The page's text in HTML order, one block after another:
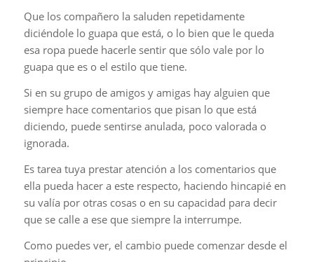
Que los compañero la saluden repetidamente
diciéndole lo guapa que está, o lo bien que le queda
esa ropa puede hacerle sentir que sólo vale por lo
guapa que es o el estilo que tiene.
Si en su grupo de amigos y amigas hay alguien que
siempre hace comentarios que pisan lo que está
diciendo, puede sentirse anulada, poco valorada o
ignorada.
Es tarea tuya prestar atención a los comentarios que
ella pueda hacer a este respecto, haciendo hincapié en
su valía por otras cosas o en su capacidad para decir
que se calle a ese que siempre la interrumpe.
Como puedes ver, el cambio puede comenzar desde el